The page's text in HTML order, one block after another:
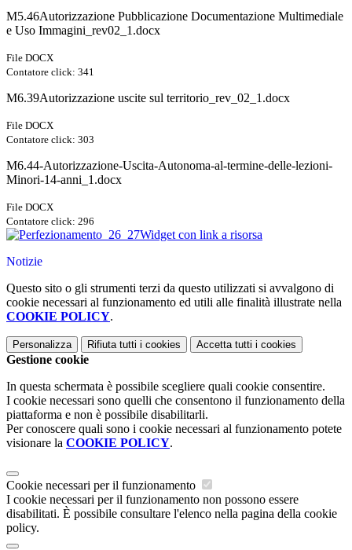
M5.46Autorizzazione Pubblicazione Documentazione Multimediale
e Uso Immagini_rev02_1.docx
File DOCX
Contatore click: 341
M6.39Autorizzazione uscite sul territorio_rev_02_1.docx
File DOCX
Contatore click: 303
M6.44-Autorizzazione-Uscita-Autonoma-al-termine-delle-lezioni-
Minori-14-anni_1.docx
File DOCX
Contatore click: 296
Widget con link a risorsa
Notizie
Questo sito o gli strumenti terzi da questo utilizzati si avvalgono di
cookie necessari al funzionamento ed utili alle finalità illustrate nella
COOKIE POLICY.
Personalizza Rifiuta tutti i cookies Accetta tutti i cookies
Gestione cookie
In questa schermata è possibile scegliere quali cookie consentire.
I cookie necessari sono quelli che consentono il funzionamento della
piattaforma e non è possibile disabilitarli.
Per conoscere quali sono i cookie necessari al funzionamento potete
visionare la COOKIE POLICY.
Cookie necessari per il funzionamento
I cookie necessari per il funzionamento non possono essere
disabilitati. È possibile consultare l'elenco nella pagina della cookie
policy.